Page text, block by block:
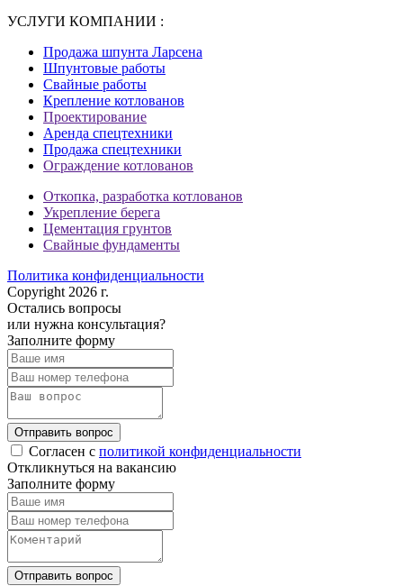
УСЛУГИ КОМПАНИИ :
Продажа шпунта Ларсена
Шпунтовые работы
Свайные работы
Крепление котлованов
Проектирование
Аренда спецтехники
Продажа спецтехники
Ограждение котлованов
Откопка, разработка котлованов
Укрепление берега
Цементация грунтов
Свайные фундаменты
Политика конфиденциальности
Copyright 2026 г.
Остались вопросы
или нужна консультация?
Заполните форму
Отправить вопрос
Согласен с политикой конфиденциальности
Откликнуться на вакансию
Заполните форму
Отправить вопрос